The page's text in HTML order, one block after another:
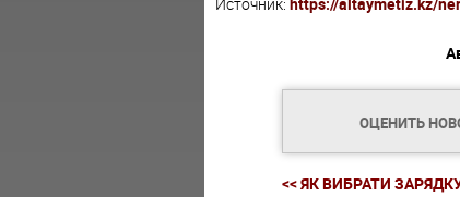
ОЦЕНИТЬ
<< ЯК ВИБРАТИ